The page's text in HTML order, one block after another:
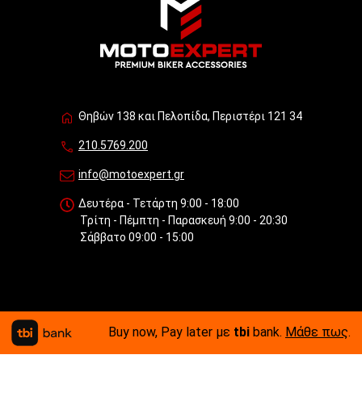
Θηβών 138 και Πελοπίδα, Περιστέρι 121 34
210.5769.200
info@motoexpert.gr
Δευτέρα - Τετάρτη 9:00 - 18:00
Τρίτη - Πέμπτη - Παρασκευή 9:00 - 20:30
Σάββατο 09:00 - 15:00
Buy now, Pay later με tbi bank. Μάθε πως.